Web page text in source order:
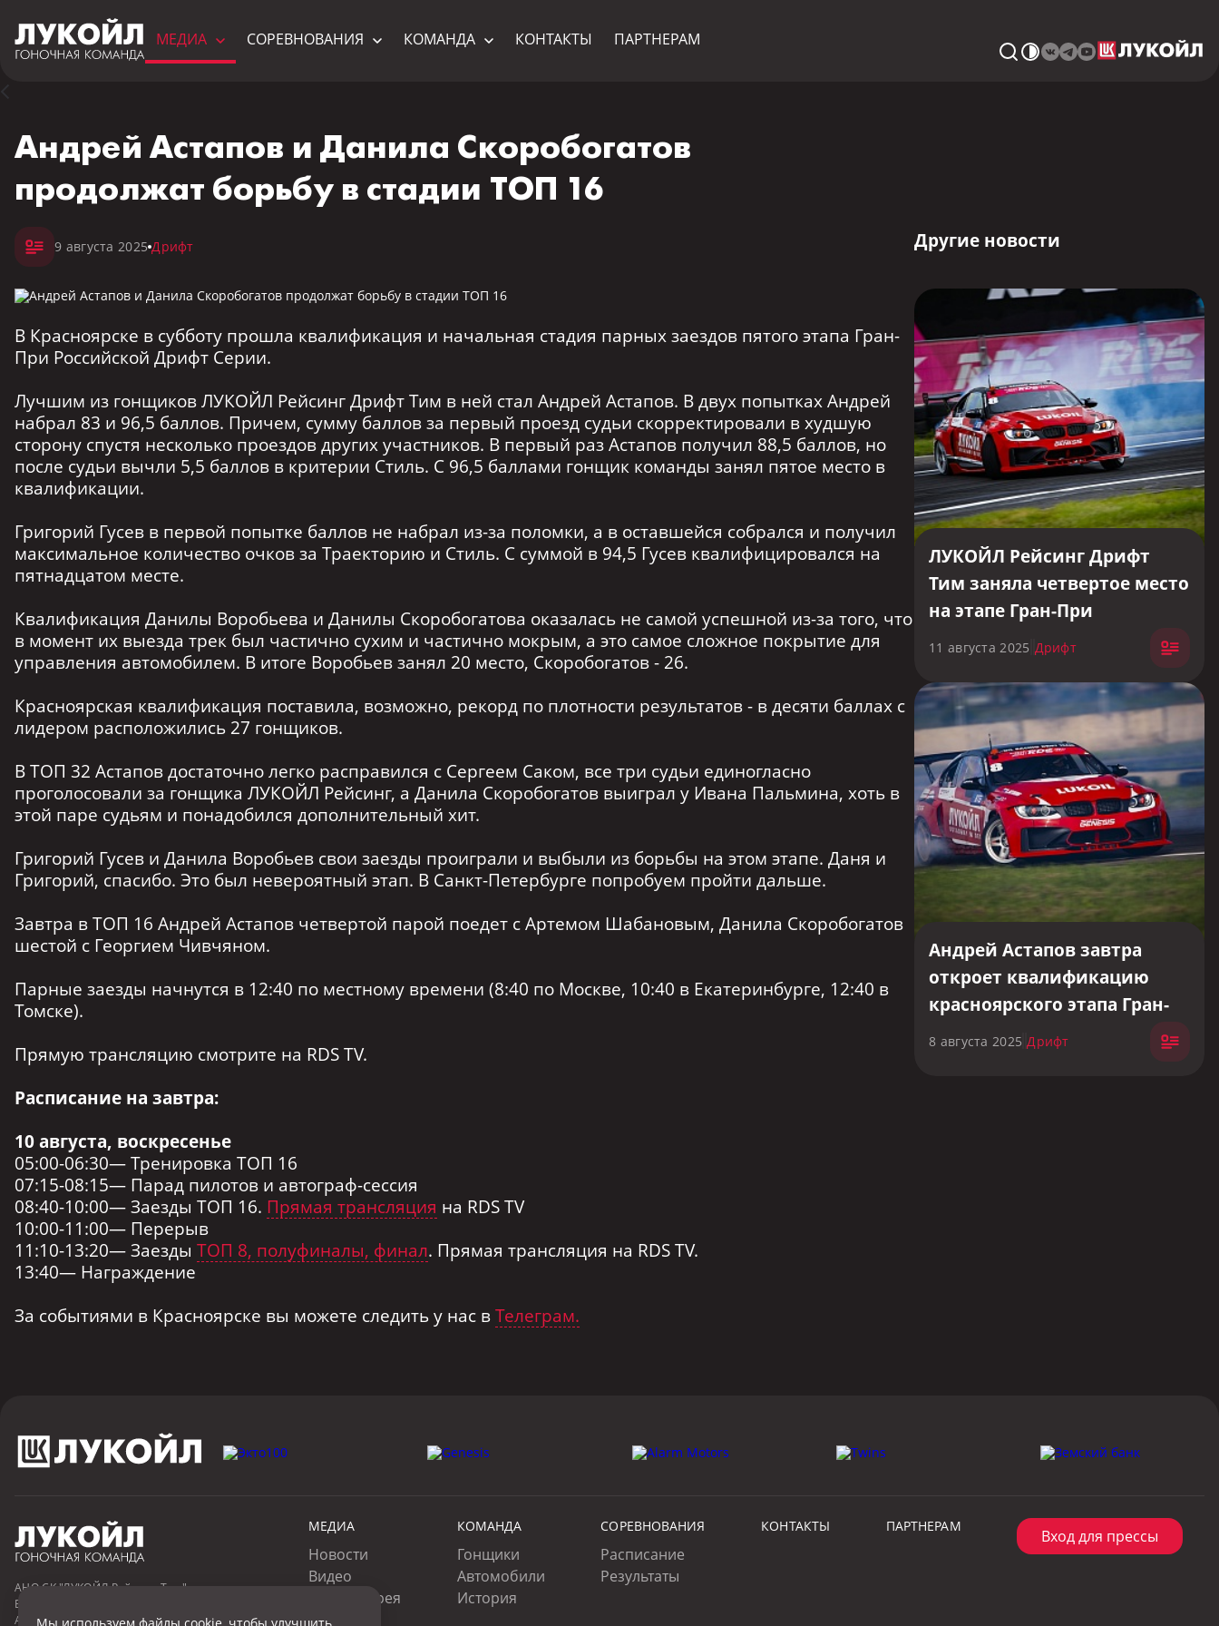
МЕДИА СОРЕВНОВАНИЯ КОМАНДА КОНТАКТЫ ПАРТНЕРАМ
Андрей Астапов и Данила Скоробогатов
продолжат борьбу в стадии ТОП 16
9 августа 2025 Дрифт
В Красноярске в субботу прошла квалификация и начальная стадия парных заездов пятого этапа Гран-
При Российской Дрифт Серии.
Лучшим из гонщиков ЛУКОЙЛ Рейсинг Дрифт Тим в ней стал Андрей Астапов. В двух попытках Андрей
набрал 83 и 96,5 баллов. Причем, сумму баллов за первый проезд судьи скорректировали в худшую
сторону спустя несколько проездов других участников. В первый раз Астапов получил 88,5 баллов, но
после судьи вычли 5,5 баллов в критерии Стиль. С 96,5 баллами гонщик команды занял пятое место в
квалификации.
Григорий Гусев в первой попытке баллов не набрал из-за поломки, а в оставшейся собрался и получил
максимальное количество очков за Траекторию и Стиль. С суммой в 94,5 Гусев квалифицировался на
пятнадцатом месте.
Квалификация Данилы Воробьева и Данилы Скоробогатова оказалась не самой успешной из-за того, что
в момент их выезда трек был частично сухим и частично мокрым, а это самое сложное покрытие для
управления автомобилем. В итоге Воробьев занял 20 место, Скоробогатов - 26.
Красноярская квалификация поставила, возможно, рекорд по плотности результатов - в десяти баллах с
лидером расположились 27 гонщиков.
В ТОП 32 Астапов достаточно легко расправился с Сергеем Саком, все три судьи единогласно
проголосовали за гонщика ЛУКОЙЛ Рейсинг, а Данила Скоробогатов выиграл у Ивана Пальмина, хоть в
этой паре судьям и понадобился дополнительный хит.
Григорий Гусев и Данила Воробьев свои заезды проиграли и выбыли из борьбы на этом этапе. Даня и
Григорий, спасибо. Это был невероятный этап. В Санкт-Петербурге попробуем пройти дальше.
Завтра в ТОП 16 Андрей Астапов четвертой парой поедет с Артемом Шабановым, Данила Скоробогатов
шестой с Георгием Чивчяном.
Парные заезды начнутся в 12:40 по местному времени (8:40 по Москве, 10:40 в Екатеринбурге, 12:40 в
Томске).
Прямую трансляцию смотрите на RDS TV.
Расписание на завтра:
10 августа, воскресенье
05:00-06:30— Тренировка ТОП 16
07:15-08:15— Парад пилотов и автограф-сессия
08:40-10:00— Заезды ТОП 16. Прямая трансляция на RDS TV
10:00-11:00— Перерыв
11:10-13:20— Заезды ТОП 8, полуфиналы, финал. Прямая трансляция на RDS TV.
13:40— Награждение
За событиями в Красноярске вы можете следить у нас в Телеграм.
Другие новости
ЛУКОЙЛ Рейсинг Дрифт
Тим заняла четвертое место
на этапе Гран-При
Российской Дрифт Серии в
11 августа 2025 Дрифт
Андрей Астапов завтра
откроет квалификацию
красноярского этапа Гран-
При Российской Дрифт
8 августа 2025 Дрифт
АНО СК "ЛУКОЙЛ Рейсинг Тим"
E-mail:
Адрес:г. Москва, Нарышкинская аллея, 5, стр. 2
МЕДИА
Новости
Видео
Фотогалерея
Пресса
КОМАНДА
Гонщики
Автомобили
История
СОРЕВНОВАНИЯ
Расписание
Результаты
КОНТАКТЫ ПАРТНЕРАМ
Вход для прессы